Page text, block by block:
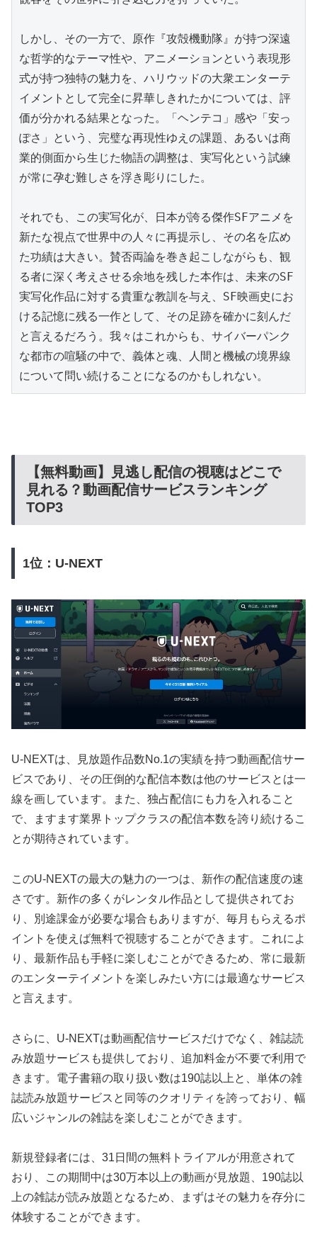
しかし、その一方で、原作『攻殻機動隊』が持つ深遠
な哲学的なテーマ性や、アニメーションという表現形
式が持つ独特の魅力を、ハリウッドの大衆エンターテ
イメントとして完全に昇華しきれたかについては、評
価が分かれる結果となった。「ヘンテコ」感や「安っ
ぽさ」という、完璧な再現性ゆえの課題、あるいは商
業的側面から生じた物語の調整は、実写化という試練
が常に孕む難しさを浮き彫りにした。
それでも、この実写化が、日本が誇る傑作SFアニメを
新たな視点で世界中の人々に再提示し、その名を広め
た功績は大きい。賛否両論を巻き起こしながらも、観
る者に深く考えさせる余地を残した本作は、未来のSF
実写化作品に対する貴重な教訓を与え、SF映画史にお
ける記憶に残る一作として、その足跡を確かに刻んだ
と言えるだろう。我々はこれからも、サイバーパンク
な都市の喧騒の中で、義体と魂、人間と機械の境界線
について問い続けることになるのかもしれない。
【無料動画】見逃し配信の視聴はどこで
見れる？動画配信サービスランキング
TOP3
1位：U-NEXT
U-NEXTは、見放題作品数No.1の実績を持つ動画配信サー
ビスであり、その圧倒的な配信本数は他のサービスとは一
線を画しています。また、独占配信にも力を入れること
で、ますます業界トップクラスの配信本数を誇り続けるこ
とが期待されています。
このU-NEXTの最大の魅力の一つは、新作の配信速度の速
さです。新作の多くがレンタル作品として提供されてお
り、別途課金が必要な場合もありますが、毎月もらえるポ
イントを使えば無料で視聴することができます。これによ
り、最新作品も手軽に楽しむことができるため、常に最新
のエンターテイメントを楽しみたい方には最適なサービス
と言えます。
さらに、U-NEXTは動画配信サービスだけでなく、雑誌読
み放題サービスも提供しており、追加料金が不要で利用で
きます。電子書籍の取り扱い数は190誌以上と、単体の雑
誌読み放題サービスと同等のクオリティを誇っており、幅
広いジャンルの雑誌を楽しむことができます。
新規登録者には、31日間の無料トライアルが用意されて
おり、この期間中は30万本以上の動画が見放題、190誌以
上の雑誌が読み放題となるため、まずはその魅力を存分に
体験することができます。